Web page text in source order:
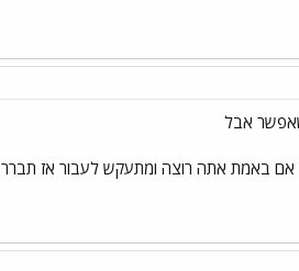
אבל
אם באמת אתה רוצה ומתעקש לעבור אז